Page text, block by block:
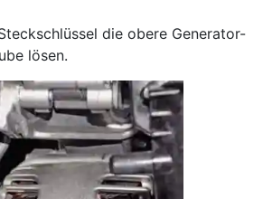
die obere Generator-
lösen.